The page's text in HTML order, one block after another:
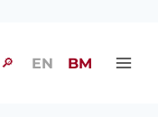
🔎 EN BM